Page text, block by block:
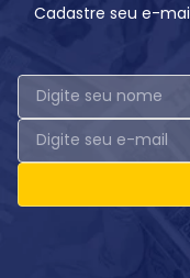
Cadastre seu e-